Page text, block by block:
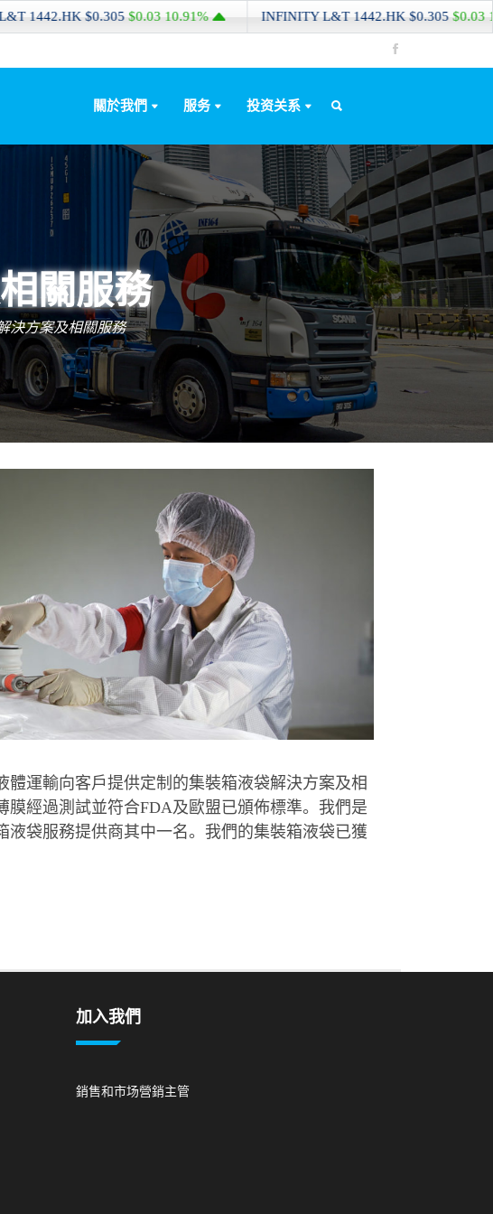
關於我們 服务 投资关系
關服務
決方案及相關服務
運輸向客戶提供定制的集裝箱液袋解決方案及相
經過測試並符合FDA及歐盟已頒佈標準。我們是
袋服務提供商其中一名。我們的集裝箱液袋已獲
$0.305$0.0310.91% INFINITY L&T1442.HK$0.305$0.0310.91%
加入我們
銷售和市场營銷主管